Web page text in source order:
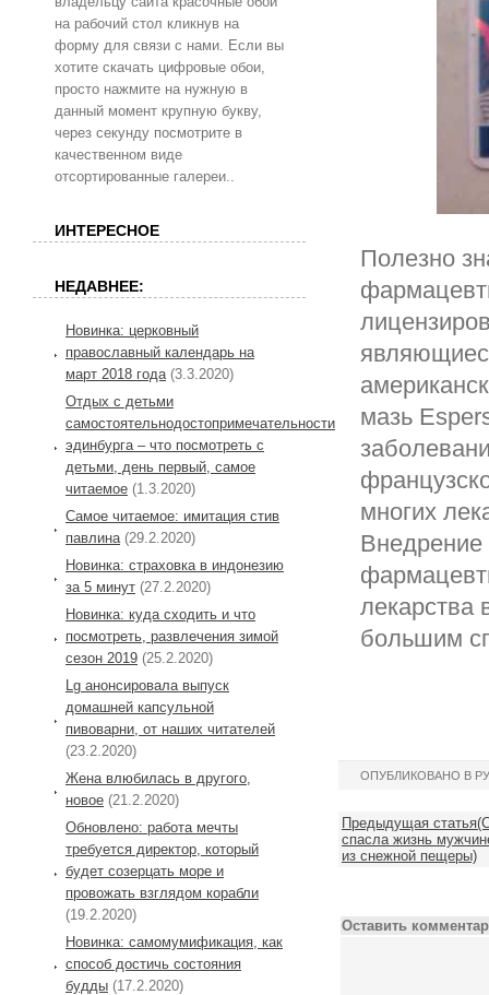
Полезно
мазь
многих
Внедрение
лекарства
большим
ОПУБЛИКОВАНО В
Предыдущая
спасла жизнь
из снежной пещеры)
Оставить
на рабочий стол кликнув на
форму для связи с нами. Если вы
хотите скачать цифровые обои,
просто нажмите на нужную в
данный момент крупную букву,
через секунду посмотрите в
качественном виде
отсортированные галереи..
ИНТЕРЕСНОЕ
НЕДАВНЕЕ:
Новинка: церковный
православный календарь на
март 2018 года (3.3.2020)
Отдых с детьми
самостоятельнодостопримечательности
эдинбурга – что посмотреть с
детьми, день первый, самое
читаемое (1.3.2020)
Самое читаемое: имитация стив
павлина (29.2.2020)
Новинка: страховка в индонезию
за 5 минут (27.2.2020)
Новинка: куда сходить и что
посмотреть, развлечения зимой
сезон 2019 (25.2.2020)
Lg анонсировала выпуск
домашней капсульной
пивоварни, от наших читателей
(23.2.2020)
Жена влюбилась в другого,
новое (21.2.2020)
Обновлено: работа мечты
требуется директор, который
будет созерцать море и
провожать взглядом корабли
(19.2.2020)
Новинка: самомумификация, как
способ достичь состояния
будды (17.2.2020)